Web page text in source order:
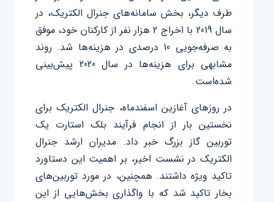
طرف دیگر، بخش سامانه‌های جنرال ‌الکتریک، در
سال 2019 با اخراج 2 هزار نفر از کارکنان خود، موفق
به صرفه‌جویی 10 درصدی در هزینه‌ها شد. روند
مشابهی برای هزینه‌ها در سال 2020 پیش‌بینی
شده‌است.
در روزهای آغازین اسفندماه، جنرال ‌الکتریک برای
نخستین بار از انجام فرآیند بلک‌ استارت یک
توربین گاز بزرگ خبر داد. مدیران ارشد جنرال
‌الکتریک در نشست اخیر، بر اهمیت این دستاورد
تاکید ویژه داشتند. همچنین، در مورد توربین‌های
بخار تاکید شد که با واگذاری بخش‌هایی از این